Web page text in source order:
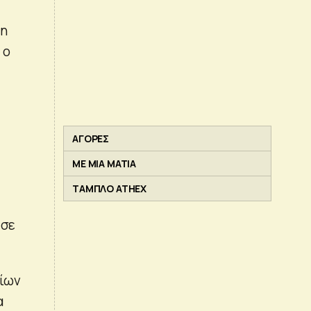
ο
ΑΓΟΡΕΣ
ΜΕ ΜΙΑ ΜΑΤΙΑ
ΤΑΜΠΛΟ ATHEX